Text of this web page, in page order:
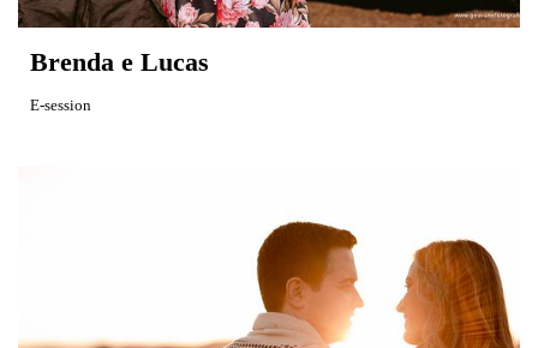
Brenda e Lucas
E-session